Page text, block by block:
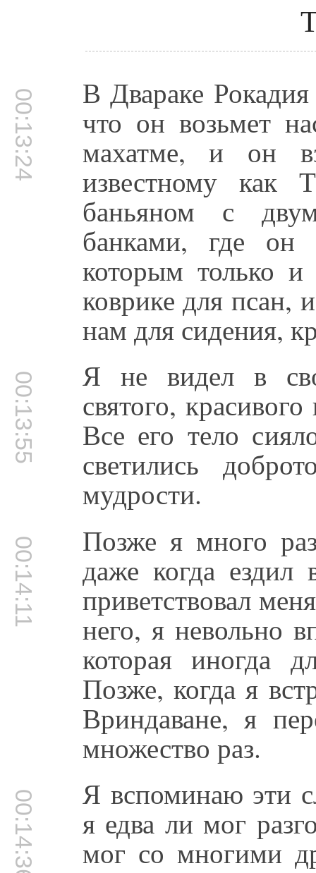
00:13:24 В Двараке
что он возьмет
махатме, и он
известному как
баньяном с
банками, где он
которым только
коврике для псан,
нам для сидения,
00:13:55 Я не видел в
святого,
Все его тело
светились
мудрости.
00:14:11 Позже я много
даже когда
приветствовал
него, я невольно
которая иногда
Позже, когда я
Вриндаване, я
множество раз.
00:14:36 Я вспоминаю эти
я едва ли мог
мог со многими